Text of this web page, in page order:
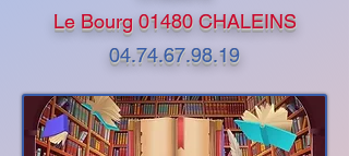
Le Bourg 01480 CHALEINS
04.74.67.98.19